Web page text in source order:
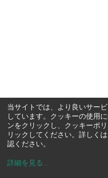
当サイトでは、より良いサー
しています。クッキーの使用
ンをクリックし、クッキーポ
リックしてください。詳しく
認ください。
詳細を見る ...